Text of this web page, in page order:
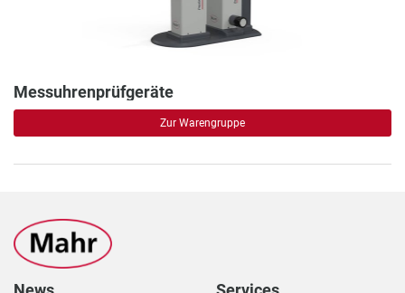
Messuhrenprüfgeräte
Zur Warengruppe